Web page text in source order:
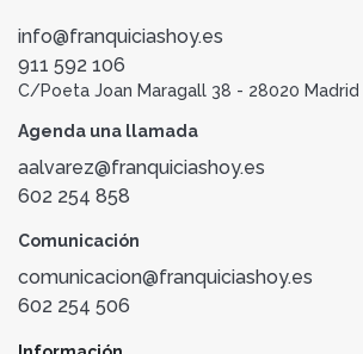
info@franquiciashoy.es
911 592 106
C/Poeta Joan Maragall 38 - 28020 Madrid
Agenda una llamada
aalvarez@franquiciashoy.es
602 254 858
Comunicación
comunicacion@franquiciashoy.es
602 254 506